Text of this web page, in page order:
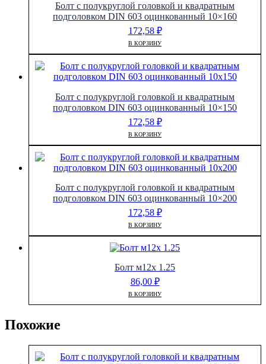
Болт с полукруглой головкой и квадратным
подголовком DIN 603 оцинкованный 10×160
172,58 ₽
В КОРЗИНУ
Болт с полукруглой головкой и квадратным
подголовком DIN 603 оцинкованный 10×150
172,58 ₽
В КОРЗИНУ
Болт с полукруглой головкой и квадратным
подголовком DIN 603 оцинкованный 10×200
172,58 ₽
В КОРЗИНУ
Болт м12х 1.25
86,00 ₽
В КОРЗИНУ
Похожие